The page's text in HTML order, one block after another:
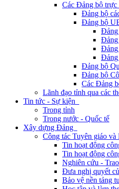
Các Đảng bộ trực
Đảng bộ
Đảng bộ
Đảng
Đảng
Đảng
Đảng
Đảng bộ
Đảng bộ
Các Đảng
Lãnh đạo tỉnh qua các
Tin tức - Sự kiện
Trong tỉnh
Trong nước - Quốc tế
Xây dựng Đảng
Công tác Tuyên giáo và
Tin hoạt động
Tin hoạt động
Nghiên cứu -
Đưa nghị quyết
Bảo vệ nền tảng